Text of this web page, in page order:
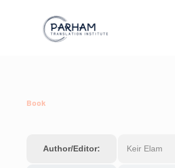
Book
Author/Editor: Keir Elam